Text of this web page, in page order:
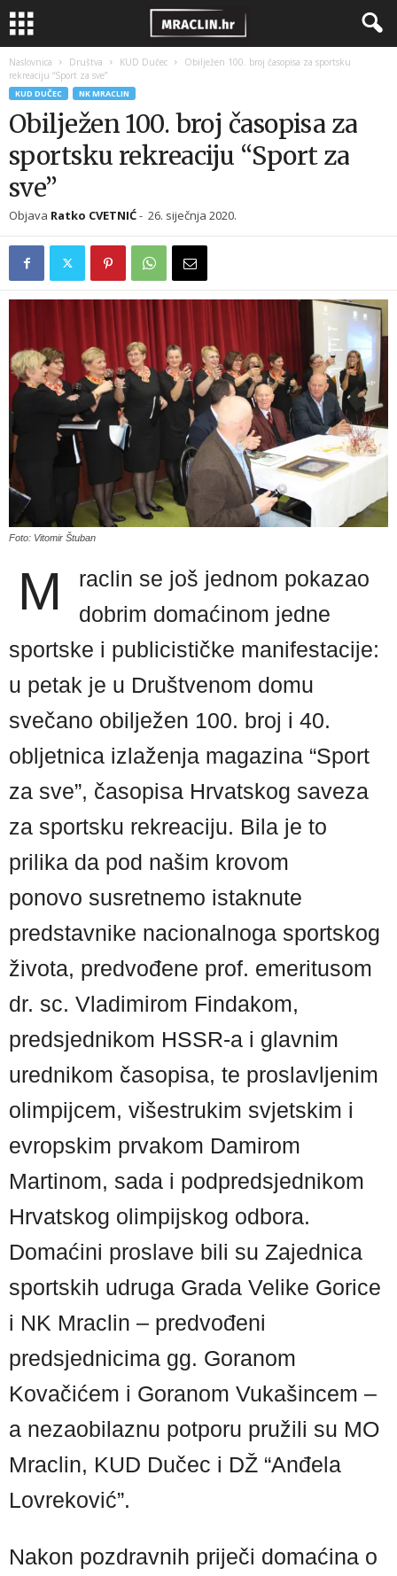
Naslovnica Društva KUD Dučec
Obilježen 100. broj časopisa za sportsku
rekreaciju “Sport za sve”
KUD DUČEC NK MRACLIN
Obilježen 100. broj časopisa za
sportsku rekreaciju “Sport za
sve”
Objava Ratko CVETNIĆ- 26. siječnja 2020.
Foto: Vitomir Štuban
M
raclin se još jednom pokazao
dobrim domaćinom jedne
sportske i publicističke manifestacije:
u petak je u Društvenom domu
svečano obilježen 100. broj i 40.
obljetnica izlaženja magazina “Sport
za sve”, časopisa Hrvatskog saveza
za sportsku rekreaciju. Bila je to
prilika da pod našim krovom
ponovo susretnemo istaknute
predstavnike nacionalnoga sportskog
života, predvođene prof. emeritusom
dr. sc. Vladimirom Findakom,
predsjednikom HSSR-a i glavnim
urednikom časopisa, te proslavljenim
olimpijcem, višestrukim svjetskim i
evropskim prvakom Damirom
Martinom, sada i podpredsjednikom
Hrvatskog olimpijskog odbora.
Domaćini proslave bili su Zajednica
sportskih udruga Grada Velike Gorice
i NK Mraclin – predvođeni
predsjednicima gg. Goranom
Kovačićem i Goranom Vukašincem –
a nezaobilaznu potporu pružili su MO
Mraclin, KUD Dučec i DŽ “Anđela
Lovreković”.
Nakon pozdravnih priječi domaćina o